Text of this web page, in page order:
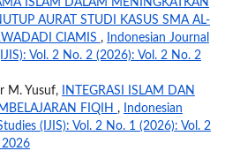
AURAT STUDI KASUS SMA AL-
CIAMIS ,
Indonesian Journal
Vol. 2 No. 2 (2026): Vol. 2 No. 2
M. Yusuf,
INTEGRASI ISLAM DAN
FIQIH ,
Indonesian
(IJIS): Vol. 2 No. 1 (2026): Vol. 2
2026